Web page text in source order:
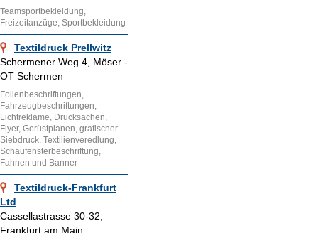
Teamsportbekleidung,
Freizeitanzüge, Sportbekleidung
Textildruck Prellwitz
Schermener Weg 4, Möser -
OT Schermen
Folienbeschriftungen,
Fahrzeugbeschriftungen,
Lichtreklame, Drucksachen,
Flyer, Gerüstplanen, grafischer
Siebdruck, Textilienveredlung,
Schaufensterbeschriftung,
Fahnen und Banner
Textildruck-Frankfurt
Ltd
Cassellastrasse 30-32,
Frankfurt am Main